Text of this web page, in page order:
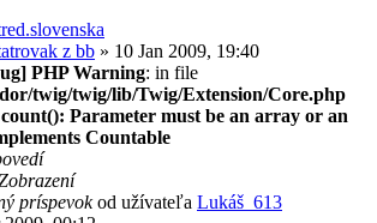
z bb » 10 Jan 2009, 19:40
PHP Warning: in file
twig/twig/lib/Twig/Extension/Core.php
count(): Parameter must be an array or an
Countable
príspevokod užívateľa Lukáš_613